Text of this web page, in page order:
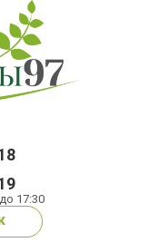
17:30